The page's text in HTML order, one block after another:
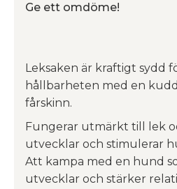
Ge ett omdöme!
Leksaken är kraftigt sydd
hållbarheten med en
fårskinn.
Fungerar utmärkt till lek
utvecklar och stimulerar
Att kampa med en hund
utvecklar och stärker